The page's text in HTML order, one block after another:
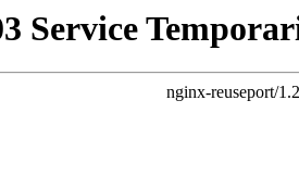
Service
nginx-reuseport/